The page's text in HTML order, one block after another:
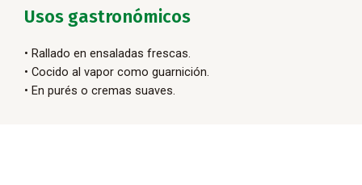
Usos gastronómicos
• Rallado en ensaladas frescas.
• Cocido al vapor como guarnición.
• En purés o cremas suaves.